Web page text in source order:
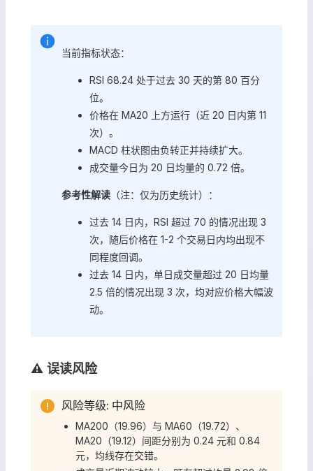
当前指标状态：
RSI 68.24 处于过去 30 天的第 80 百分
位。
价格在 MA20 上方运行（近 20 日内第 11
次）。
MACD 柱状图由负转正并持续扩大。
成交量今日为 20 日均量的 0.72 倍。
参考性解读 （注：仅为历史统计）：
过去 14 日内，RSI 超过 70 的情况出现 3
次，随后价格在 1-2 个交易日内均出现不
同程度回调。
过去 14 日内，单日成交量超过 20 日均量
2.5 倍的情况出现 3 次，均对应价格大幅波
动。
⚠️ 误读风险
风险等级: 中风险
MA200（19.96）与 MA60（19.72）、
MA20（19.12）间距分别为 0.24 元和 0.84
元，均线存在交错。